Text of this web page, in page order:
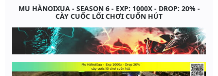
MU HÀNOIXUA - SEASON 6 - EXP: 1000X - DROP: 20% -
CÀY CUỐC LỐI CHƠI CUỐN HÚT